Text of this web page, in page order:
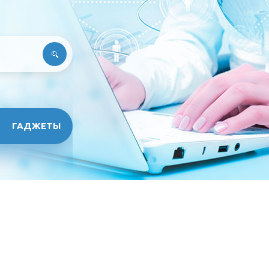
ГАДЖЕТЫ